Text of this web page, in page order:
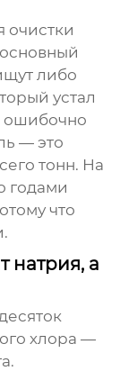
очистки
либо
устал
ошибочно
— это
тонн. На
годами
что
натрия, а
хлора —